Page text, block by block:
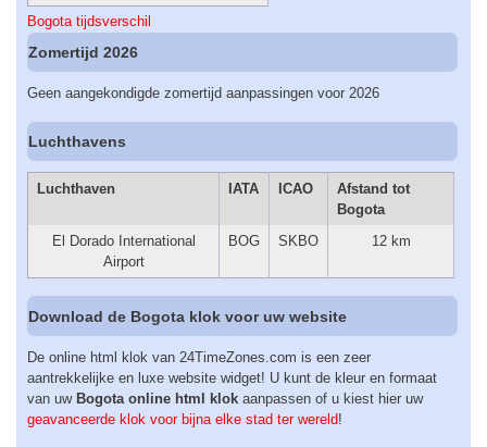
Bogota tijdsverschil
Zomertijd 2026
Geen aangekondigde zomertijd aanpassingen voor 2026
Luchthavens
Luchthaven IATA ICAO
Afstand tot
Bogota
El Dorado International
Airport
BOG SKBO 12 km
Download de Bogota klok voor uw website
De online html klok van 24TimeZones.com is een zeer
aantrekkelijke en luxe website widget! U kunt de kleur en formaat
van uw Bogota online html klok aanpassen of u kiest hier uw
geavanceerde klok voor bijna elke stad ter wereld!